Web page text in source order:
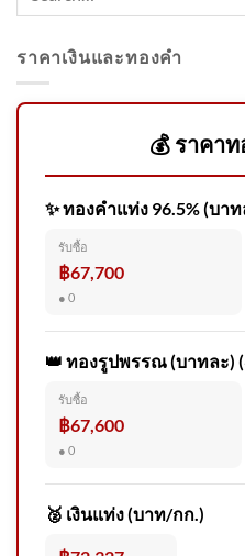
วั
บ
โ
ท
ราคาเงินและทองคำ
💰 ราคา
✨ ทองคำแท่ง 96.5% (บา
รับซื้อ
฿67,700
● 0
👑 ทองรูปพรรณ (บาทละ)
รับซื้อ
฿67,600
● 0
🥈 เงินแท่ง (บาท/กก.)